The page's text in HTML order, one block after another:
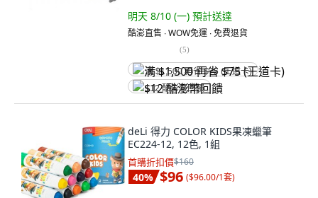
明天 8/10 (一) 預計送達
酷澎直售 ∙ WOW免運 ∙ 免費退貨
(5)
满 $1,500 再省 $75 (王道卡)
$12 酷澎幣回饋
deLi 得力 COLOR KIDS果凍蠟筆
EC224-12, 12色, 1組
首購折扣價$160
40% $96 ($96.00/1套)